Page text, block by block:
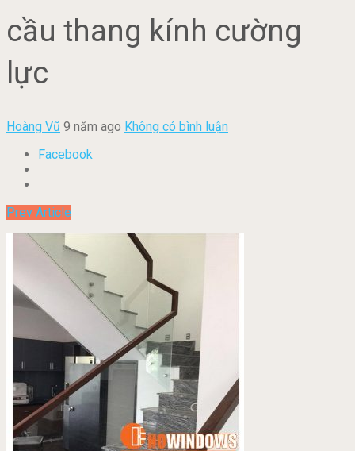
cầu thang kính cường
lực
Hoàng Vũ 9 năm ago Không có bình luận
Facebook
Prev Article